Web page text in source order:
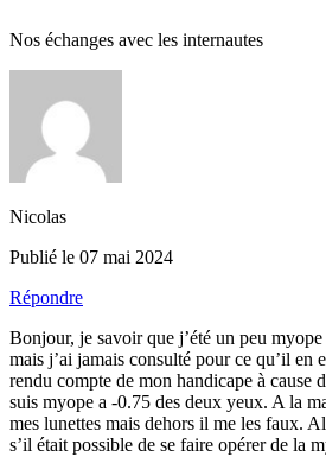
Nos échanges avec les internautes
Nicolas
Publié le 07 mai 2024
Répondre
Bonjour, je savoir que j’été un peu
mais j’ai jamais consulté pour ce qu’il en
rendu compte de mon handicape à cause
suis myope a -0.75 des deux yeux. A la
mes lunettes mais dehors il me les faux.
s’il était possible de se faire opérer de la